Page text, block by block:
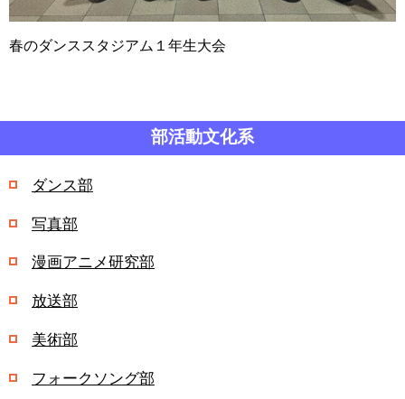
春のダンススタジアム１年生大会
部活動文化系
ダンス部
写真部
漫画アニメ研究部
放送部
美術部
フォークソング部